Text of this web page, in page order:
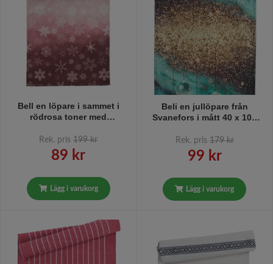
Bell en löpare i sammet i
rödrosa toner med
Svanefors, mått 40 x 100
cm.
Rek. pris 199 kr
89 kr
Lägg i varukorg
Beli en jullöpare från
Svanefors i mått 40 x 100
turkosa färger med
julgranskulor.
Rek. pris 179 kr
99 kr
Lägg i varukorg